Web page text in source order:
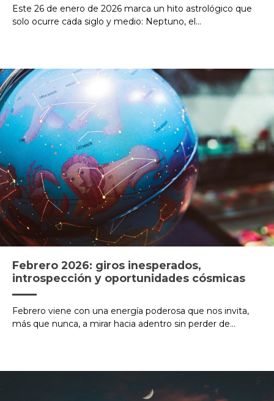
Febrero 2026: giros inesperados,
introspección y oportunidades cósmicas
Febrero viene con una energía poderosa que nos invita,
más que nunca, a mirar hacia adentro sin perder de...
Este 26 de enero de 2026 marca un hito astrológico que
solo ocurre cada siglo y medio: Neptuno, el...